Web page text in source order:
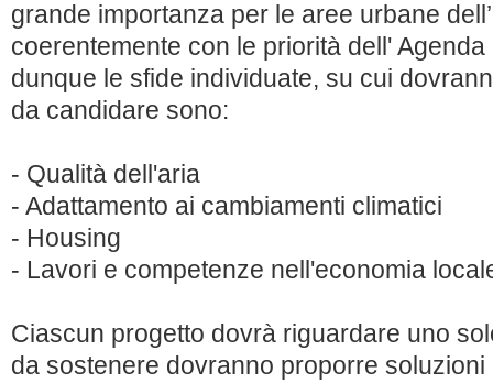
grande importanza per le aree urbane
coerentemente con le priorità dell'
dunque le sfide individuate, su cui
da candidare sono:
- Qualità dell'aria
- Adattamento ai cambiamenti climatici
- Housing
- Lavori e competenze nell'economia
Ciascun progetto dovrà riguardare uno
da sostenere dovranno proporre